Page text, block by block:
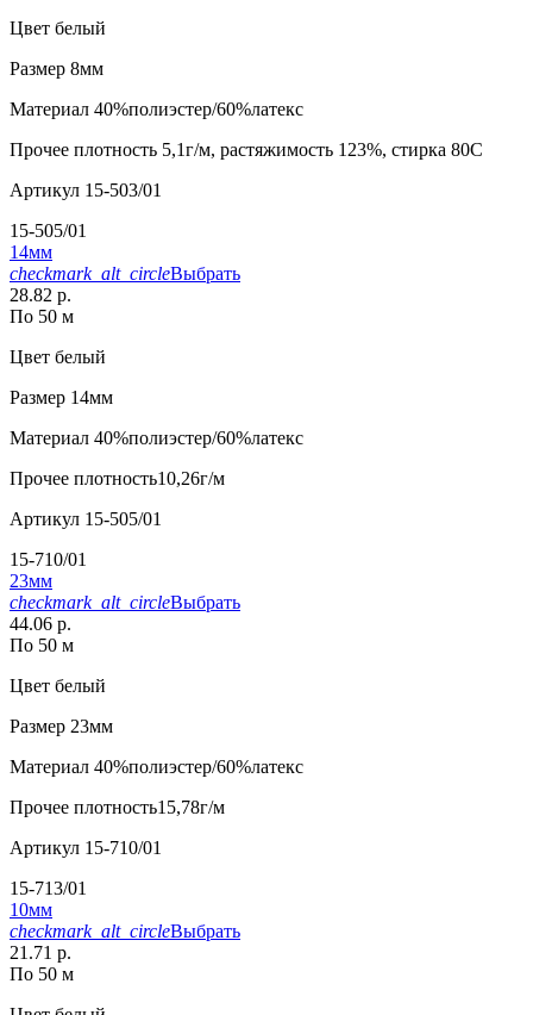
Цвет белый
Размер 8мм
Материал 40%полиэстер/60%латекс
Прочее плотность 5,1г/м, растяжимость 123%, стирка 80С
Артикул 15-503/01
15-505/01
14мм
checkmark_alt_circleВыбрать
28.82 р.
По 50 м
Цвет белый
Размер 14мм
Материал 40%полиэстер/60%латекс
Прочее плотность10,26г/м
Артикул 15-505/01
15-710/01
23мм
checkmark_alt_circleВыбрать
44.06 р.
По 50 м
Цвет белый
Размер 23мм
Материал 40%полиэстер/60%латекс
Прочее плотность15,78г/м
Артикул 15-710/01
15-713/01
10мм
checkmark_alt_circleВыбрать
21.71 р.
По 50 м